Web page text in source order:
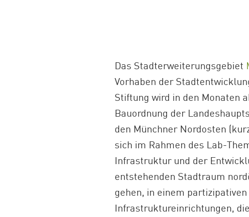
Das Stadterweiterungsgebiet
Vorhaben der
Stiftung wird in den Monaten
Bauordnung der
den Münchner Nordosten
sich im Rahmen des Lab-
Infrastruktur und der
entstehenden Stadtraum
gehen, in einem
Infrastruktureinrichtungen,